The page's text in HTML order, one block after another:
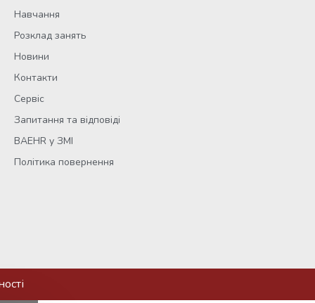
Навчання
Розклад занять
Новини
Контакти
Сервіс
Запитання та відповіді
BAEHR у ЗМІ
Політика повернення